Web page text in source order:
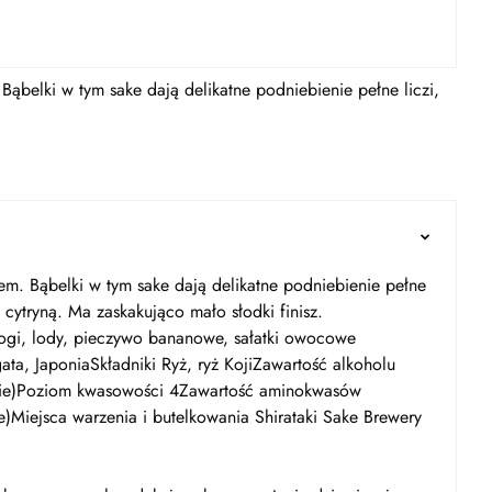
w tym sake dają delikatne podniebienie pełne liczi,
Bąbelki w tym sake dają delikatne podniebienie pełne
Ma zaskakująco mało słodki finisz.
lody, pieczywo bananowe, sałatki owocowe
JaponiaSkładniki Ryż, ryż KojiZawartość alkoholu
kwasowości 4Zawartość aminokwasów
warzenia i butelkowania Shirataki Sake Brewery